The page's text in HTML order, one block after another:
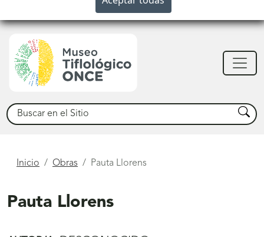
Buscar Buscar
Está
Inicio Obras Pauta Llorens
Pauta Llorens